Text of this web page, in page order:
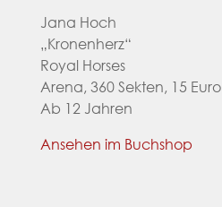
Jana Hoch
„Kronenherz“
Royal Horses
Arena, 360 Sekten, 15 Euro
Ab 12 Jahren
Ansehen im Buchshop